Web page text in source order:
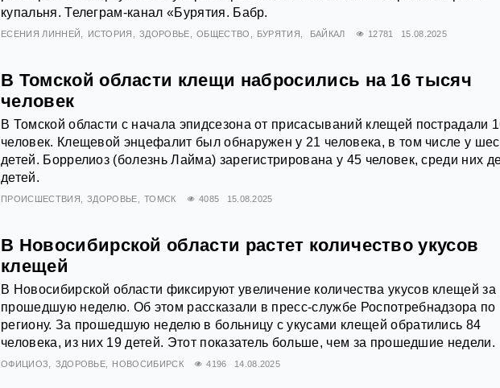
купальня. Телеграм-канал «Бурятия. Бабр.
ЕСЕНИЯ ЛИННЕЙ ИСТОРИЯ ЗДОРОВЬЕ ОБЩЕСТВО БУРЯТИЯ БАЙКАЛ 12781 15.08.2025
В Томской области клещи набросились на 16 тысяч
человек
В Томской области с начала эпидсезона от присасываний клещей пострадали
человек. Клещевой энцефалит был обнаружен у 21 человека, в том числе у
детей. Боррелиоз (болезнь Лайма) зарегистрирована у 45 человек, среди них
детей.
ПРОИСШЕСТВИЯ ЗДОРОВЬЕ ТОМСК 4085 15.08.2025
В Новосибирской области растет количество укусов
клещей
В Новосибирской области фиксируют увеличение количества укусов клещей за
прошедшую неделю. Об этом рассказали в пресс-службе Роспотребнадзора по
региону. За прошедшую неделю в больницу с укусами клещей обратились 84
человека, из них 19 детей. Этот показатель больше, чем за прошедшие недели.
ОФИЦИОЗ ЗДОРОВЬЕ НОВОСИБИРСК 4196 14.08.2025